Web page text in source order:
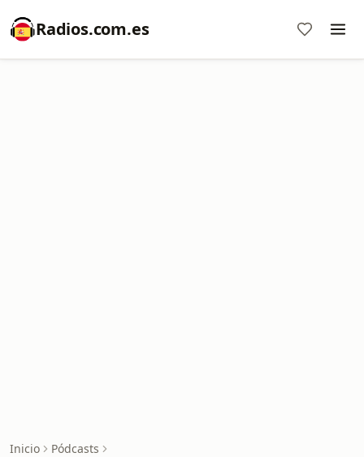
Radios.com.es
Inicio
Pódcasts